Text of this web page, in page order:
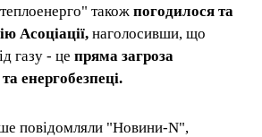
також погодилося та
Асоціації, наголосивши, що
газу - це пряма загроза
енергобезпеці.
повідомляли "Новини-N",